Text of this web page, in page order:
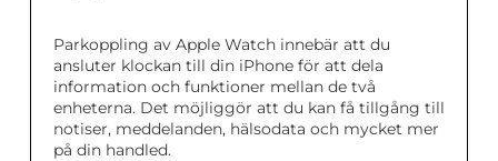
Parkoppling av Apple Watch innebär att du
ansluter klockan till din iPhone för att dela
information och funktioner mellan de två
enheterna. Det möjliggör att du kan få tillgång till
notiser, meddelanden, hälsodata och mycket mer
på din handled.